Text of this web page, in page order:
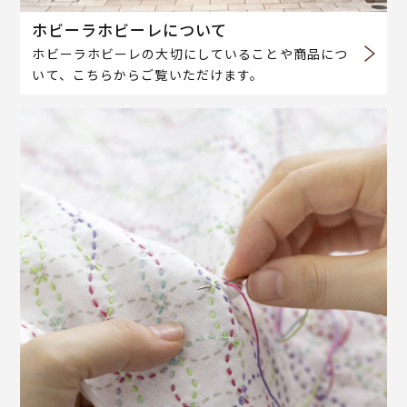
ホビーラホビーレについて
ホビーラホビーレの大切にしていることや商品につ
いて、こちらからご覧いただけます。